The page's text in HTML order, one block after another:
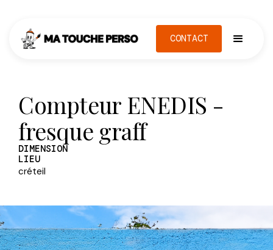
CONTACT
Compteur ENEDIS -
fresque graff
DIMENSION
LIEU
créteil